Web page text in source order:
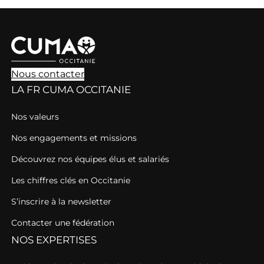
Nous contacter
LA FR CUMA OCCITANIE
Nos valeurs
Nos engagements et missions
Découvrez nos équipes élus et salariés
Les chiffres clés en Occitanie
S’inscrire à la newsletter
Contacter une fédération
NOS EXPERTISES